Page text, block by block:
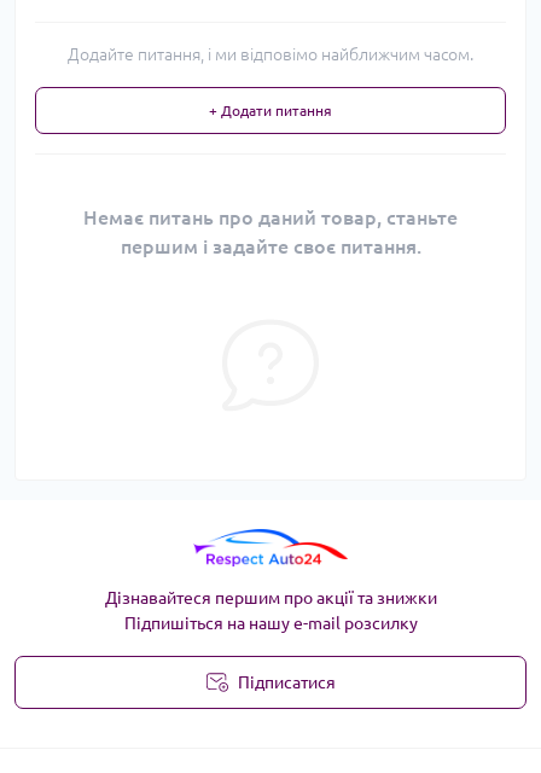
Додайте питання, і ми відповімо найближчим часом.
+ Додати питання
Немає питань про даний товар, станьте
першим і задайте своє питання.
Дізнавайтеся першим про акції та знижки
Підпишіться на нашу e-mail розсилку
Підписатися